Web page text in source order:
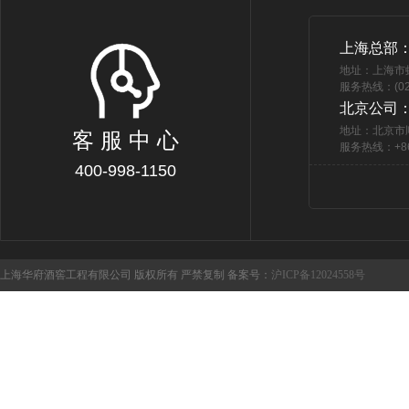
客 服 中 心
400-998-1150
上海总部
地址：上海
服务热线：
北京公司
地址：北京市
服务热线：
上海华府酒窖工程有限公司 版权所有 严禁复制 备案号： 沪ICP备12024558号